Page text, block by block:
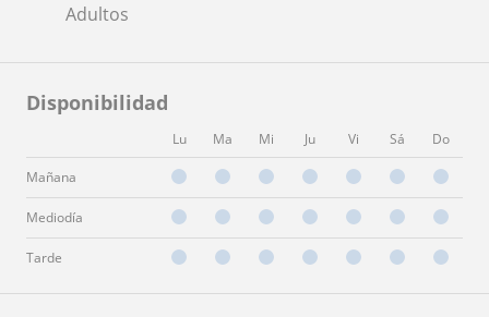
Adultos
Disponibilidad
Lu Ma Mi Ju Vi Sá Do
Mañana
Mediodía
Tarde